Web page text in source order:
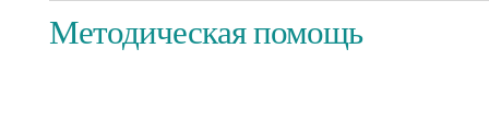
Методическая помощь